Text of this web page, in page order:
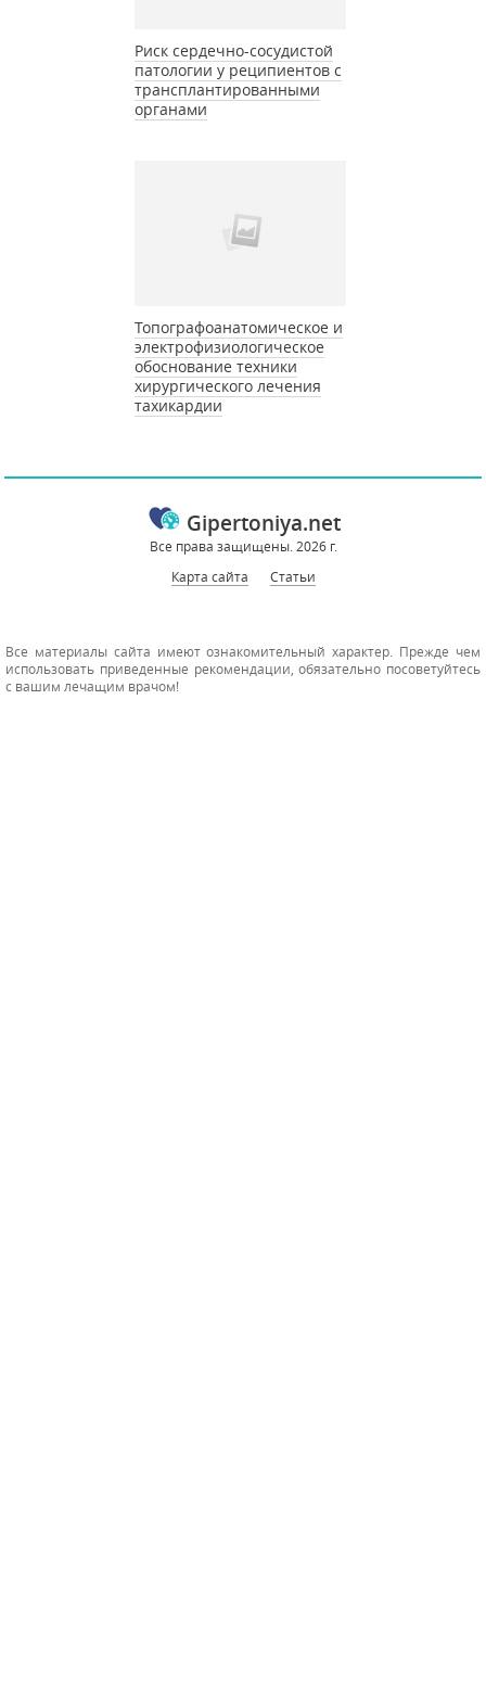
Риск сердечно-сосудистой
патологии у реципиентов с
трансплантированными
органами
Топографоанатомическое и
электрофизиологическое
обоснование техники
хирургического лечения
тахикардии
Gipertoniya.net
Все права защищены. 2026 г.
Карта сайта
Статьи
Все материалы сайта имеют ознакомительный характер. Прежде чем
использовать приведенные рекомендации, обязательно посоветуйтесь
с вашим лечащим врачом!